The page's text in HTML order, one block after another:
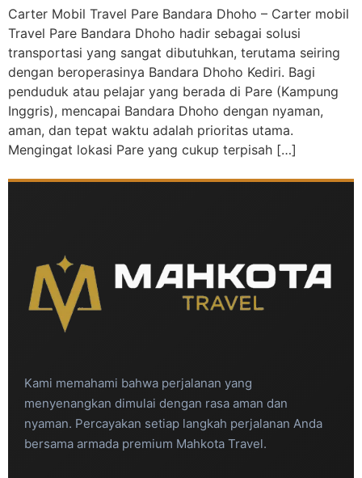
Carter Mobil Travel Pare Bandara Dhoho – Carter mobil
Travel Pare Bandara Dhoho hadir sebagai solusi
transportasi yang sangat dibutuhkan, terutama seiring
dengan beroperasinya Bandara Dhoho Kediri. Bagi
penduduk atau pelajar yang berada di Pare (Kampung
Inggris), mencapai Bandara Dhoho dengan nyaman,
aman, dan tepat waktu adalah prioritas utama.
Mengingat lokasi Pare yang cukup terpisah […]
Kami memahami bahwa perjalanan yang
menyenangkan dimulai dengan rasa aman dan
nyaman. Percayakan setiap langkah perjalanan Anda
bersama armada premium Mahkota Travel.